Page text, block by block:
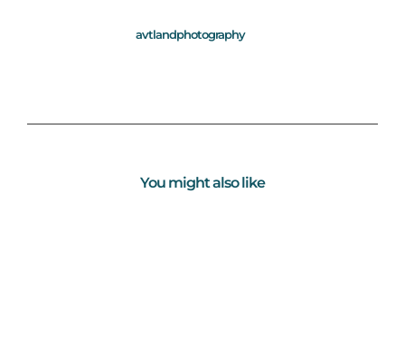
avtlandphotography
You might also like